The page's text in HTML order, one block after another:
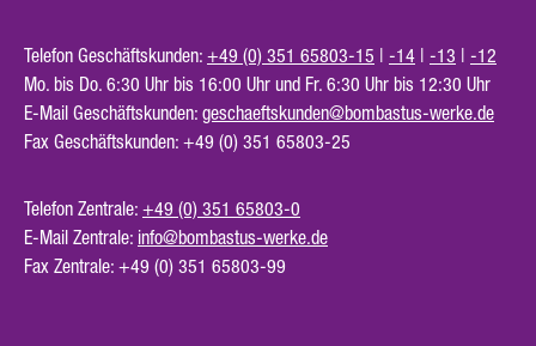
Telefon Geschäftskunden: +49 (0) 351 65803-15 | -14 | -13 | -12
Mo. bis Do. 6:30 Uhr bis 16:00 Uhr und Fr. 6:30 Uhr bis 12:30 Uhr
E-Mail Geschäftskunden: geschaeftskunden@bombastus-werke.de
Fax Geschäftskunden: +49 (0) 351 65803-25
Telefon Zentrale: +49 (0) 351 65803-0
E-Mail Zentrale: info@bombastus-werke.de
Fax Zentrale: +49 (0) 351 65803-99